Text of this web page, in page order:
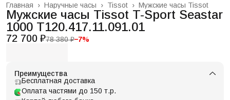
Мужские часы Tissot
Tissot ›
Наручные часы ›
Главная ›
Мужские часы Tissot T-Sport Seastar
1000 T120.417.11.091.01
72 700 ₽78 380 ₽−7%
Преимущества
Бесплатная доставка
Оплата частями до 150 т.р.